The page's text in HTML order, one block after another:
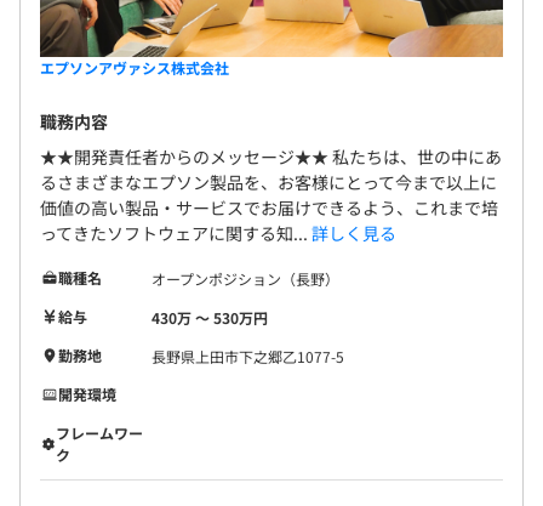
エプソンアヴァシス株式会社
職務内容
★★開発責任者からのメッセージ★★ 私たちは、世の中にあ
るさまざまなエプソン製品を、お客様にとって今まで以上に
価値の高い製品・サービスでお届けできるよう、これまで培
ってきたソフトウェアに関する知... 詳しく見る
職種名
オープンポジション（長野）
給与
430万 〜 530万円
勤務地
長野県上田市下之郷乙1077-5
開発環境
フレームワー
ク